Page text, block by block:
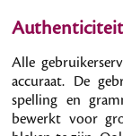
Authenticiteit
Alle
accuraat. De
spelling en
bewerkt voor